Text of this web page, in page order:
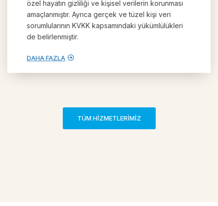
özel hayatın gizliliği ve kişisel verilerin korunması
amaçlanmıştır. Ayrıca gerçek ve tüzel kişi veri
sorumlularının KVKK kapsamındaki yükümlülükleri
de belirlenmiştir.
DAHA FAZLA
TÜM HİZMETLERİMİZ